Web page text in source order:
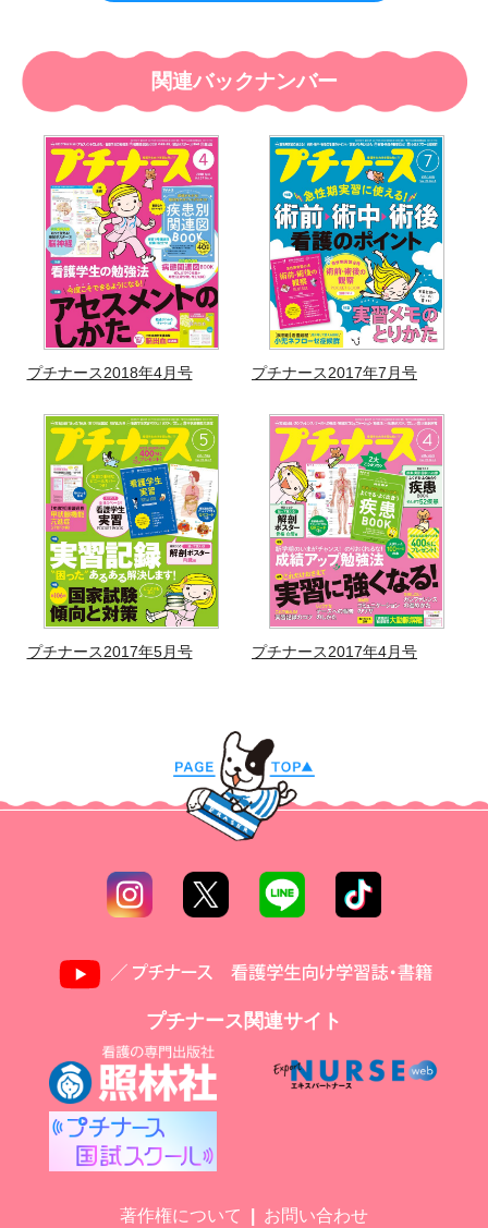
関連バックナンバー
プチナース2018年4月号 プチナース2017年7月号
プチナース2017年5月号 プチナース2017年4月号
プチナース関連サイト
著作権について お問い合わせ